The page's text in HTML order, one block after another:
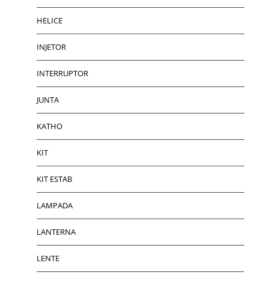
HELICE
INJETOR
INTERRUPTOR
JUNTA
KATHO
KIT
KIT ESTAB
LAMPADA
LANTERNA
LENTE